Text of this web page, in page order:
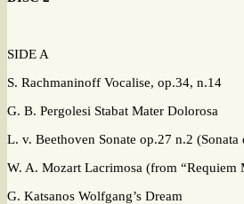
SIDE A
S. Rachmaninoff
G. B. Pergolesi
L. v. Beethoven Sonate op.27 n.2
W. A. Mozart Lacrimosa (from
G. Katsanos